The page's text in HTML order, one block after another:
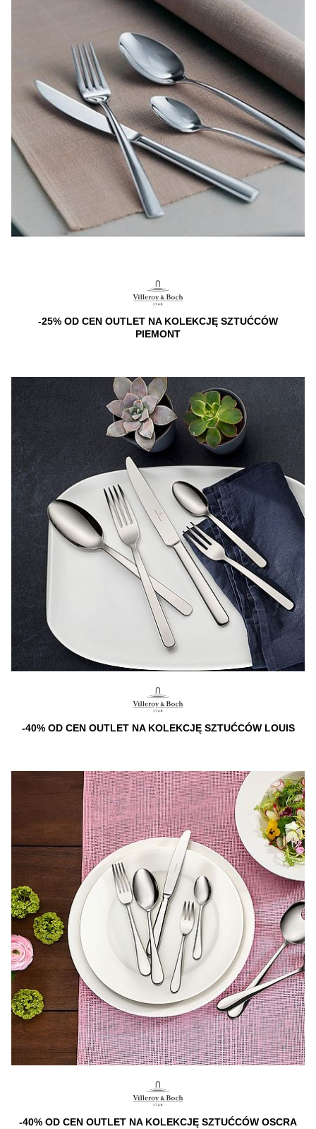
-25% OD CEN OUTLET NA KOLEKCJĘ SZTUĆCÓW
PIEMONT
-40% OD CEN OUTLET NA KOLEKCJĘ SZTUĆCÓW LOUIS
-40% OD CEN OUTLET NA KOLEKCJĘ SZTUĆCÓW OSCRA